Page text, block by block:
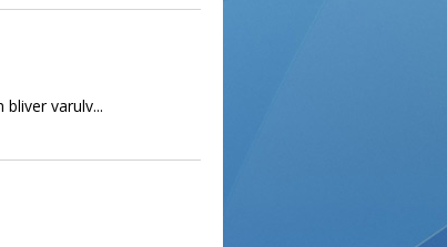
varulv...